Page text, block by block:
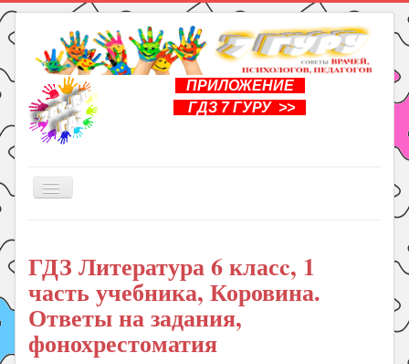
ПРИЛОЖЕНИЕ
ГДЗ 7 ГУРУ >>
Включить/
Книги
Рукоделие
Подготовка к школе
Уроки
ГДЗ Литература 6 класc, 1
часть учебника, Коровина.
Ответы на задания,
фонохрестоматия